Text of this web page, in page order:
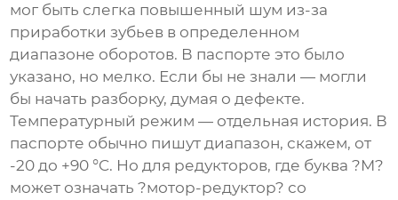
мог быть слегка повышенный шум из-за
приработки зубьев в определенном
диапазоне оборотов. В паспорте это было
указано, но мелко. Если бы не знали — могли
бы начать разборку, думая о дефекте.
Температурный режим — отдельная история. В
паспорте обычно пишут диапазон, скажем, от
-20 до +90 °C. Но для редукторов, где буква ?M?
может означать ?мотор-редуктор? со